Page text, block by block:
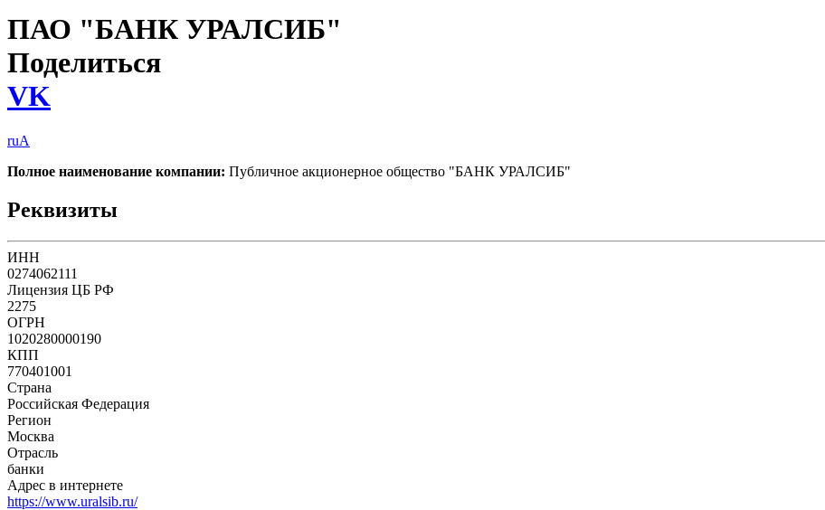
ПАО "БАНК УРАЛСИБ"
Поделиться
VK
ruA
Полное наименование компании: Публичное акционерное общество "БАНК УРАЛСИБ"
Реквизиты
ИНН
0274062111
Лицензия ЦБ РФ
2275
ОГРН
1020280000190
КПП
770401001
Страна
Российская Федерация
Регион
Москва
Отрасль
банки
Адрес в интернете
https://www.uralsib.ru/